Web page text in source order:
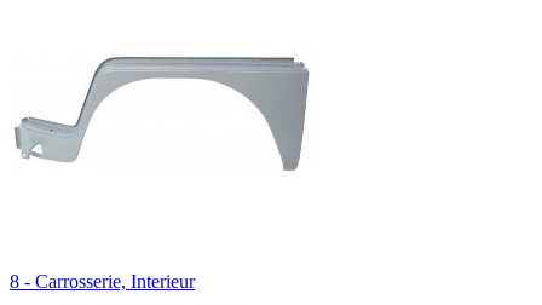
8 - Carrosserie, Interieur